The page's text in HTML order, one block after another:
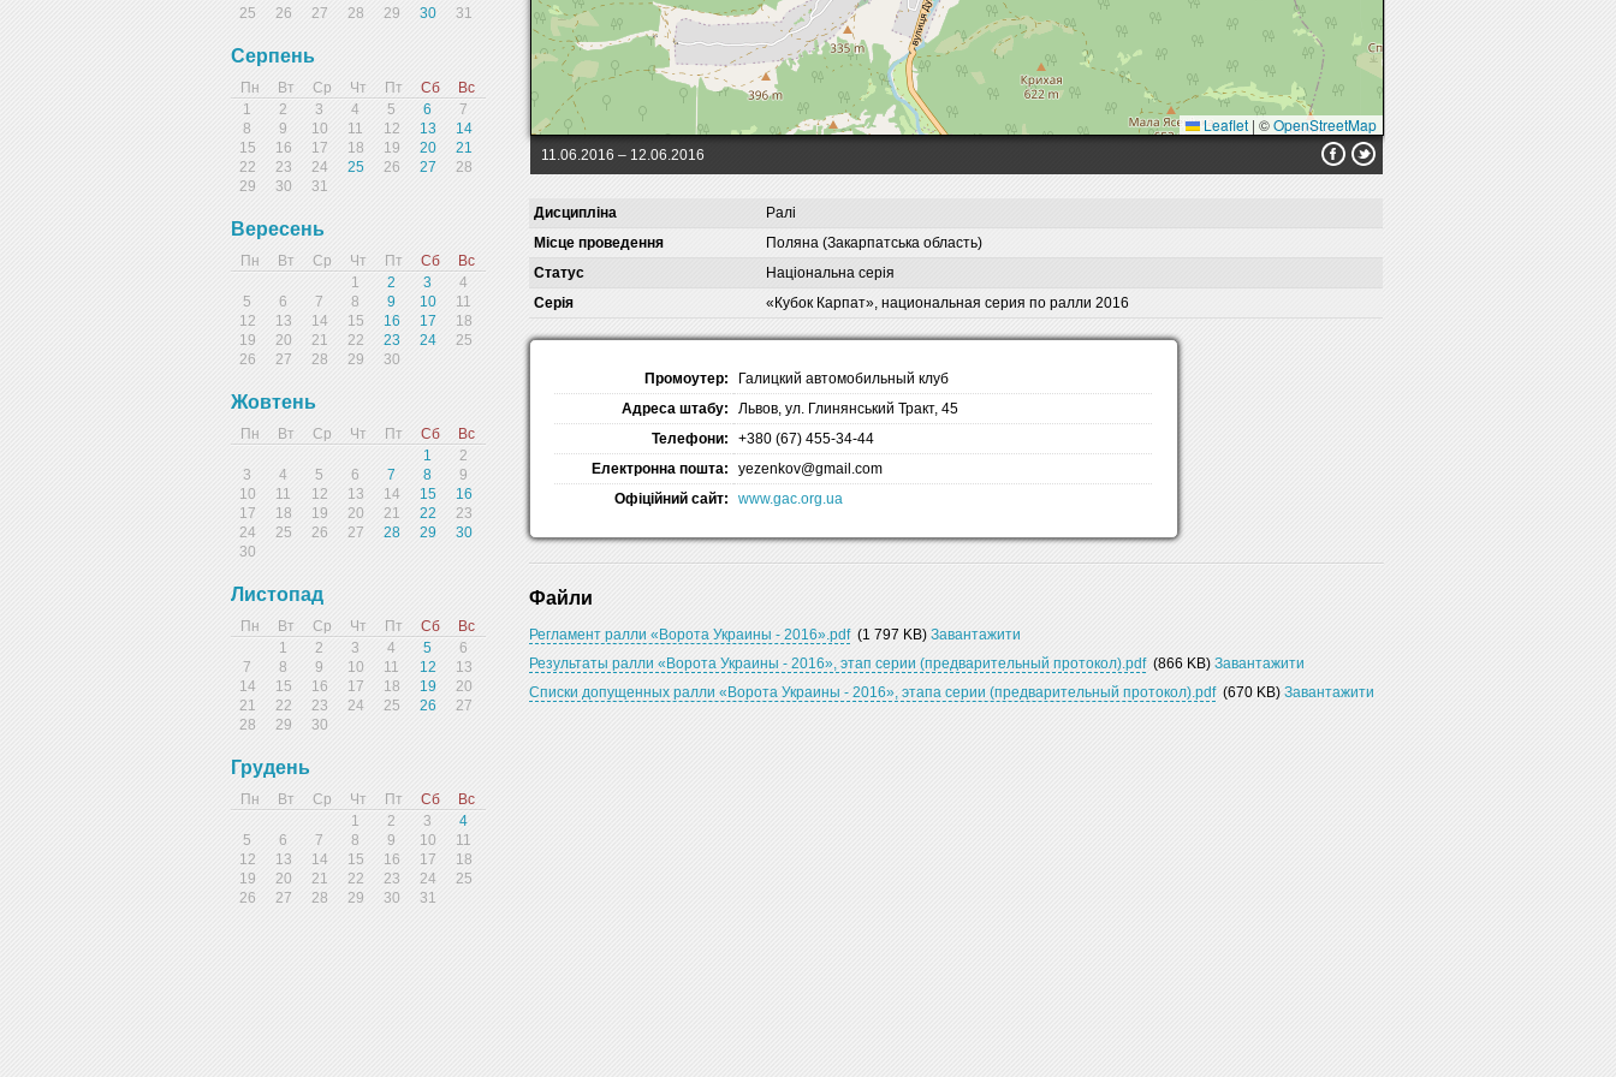
25
26 27 28 29 30 31
Серпень
Пн Вт Ср Чт Пт Сб
Вс
1
2 3 4 5 6
7
8
9 10 11 12 13
14
15
16 17 18 19 20
21
22
23 24 25 26 27
28
29
30 31
Вересень
Пн Вт Ср Чт Пт Сб
Вс
1
2 3
4
5
6 7 8 9 10
11
12
13 14 15 16 17
18
19
20 21 22 23 24
25
26
27 28 29 30
Жовтень
Пн Вт Ср Чт Пт Сб
Вс
1
2
3
4 5 6 7 8
9
10
11 12 13 14 15
16
17
18 19 20 21 22
23
24
25 26 27 28 29
30
30
Листопад
Пн Вт Ср Чт Пт Сб
Вс
1
2 3 4 5
6
7
8 9 10 11 12
13
14
15 16 17 18 19
20
21
22 23 24 25 26
27
28
29 30
Грудень
Пн Вт Ср Чт Пт Сб
Вс
1
2 3
4
5
6 7 8 9 10
11
12
13 14 15 16 17
18
19
20 21 22 23 24
25
26
27 28 29 30 31
Leaflet | ©OpenStreetMap
11.06.2016 – 12.06.2016
Дисципліна
Ралі
Місце проведення
Поляна (Закарпатська область)
Статус
Національна серія
Серія
«Кубок Карпат», национальная серия по ралли 2016
Промоутер:
Галицкий автомобильный клуб
Адреса штабу:
Львов, ул. Глинянський Тракт, 45
Телефони:
+380 (67) 455-34-44
Електронна пошта:
yezenkov@gmail.com
Офіційний сайт:
www.gac.org.ua
Файли
Регламент ралли «Ворота Украины - 2016».pdf (1 797 KB)Завантажити
Результаты ралли «Ворота Украины - 2016», этап серии (предварительный протокол).pdf (866 KB)Завантажити
Списки допущенных ралли «Ворота Украины - 2016», этапа серии (предварительный протокол).pdf (670 KB)Завантажити